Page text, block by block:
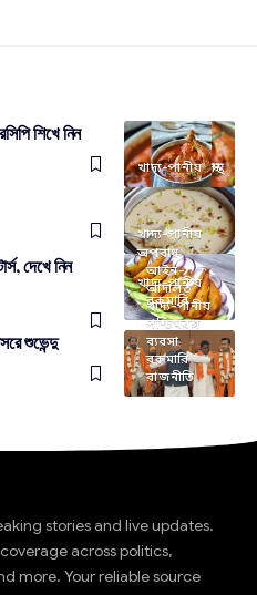
খাদ্য-পানীয় স্বাস্থ্য
শিখে নিন
খাদ্য-পানীয়
খাদ্য-পানীয়
রকমারি
দেখে নিন
অপরাধ
আইন-
আদালত
খাদ্য-পানীয়
পশ্চিমবঙ্গ
ব্যবসা
রকমারি
রাজনীতি
শুভেন্দু
stories and live updates.
across politics,
more. Your reliable source